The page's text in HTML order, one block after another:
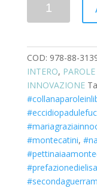
COD: 978-88-
INTERO,
INNOVAZIONE
#montecatini,